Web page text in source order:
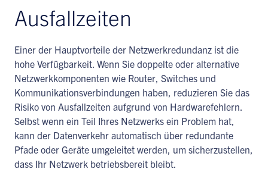
Ausfallzeiten
Einer der Hauptvorteile der Netzwerkredundanz ist die
hohe Verfügbarkeit. Wenn Sie doppelte oder alternative
Netzwerkkomponenten wie Router, Switches und
Kommunikationsverbindungen haben, reduzieren Sie das
Risiko von Ausfallzeiten aufgrund von Hardwarefehlern.
Selbst wenn ein Teil Ihres Netzwerks ein Problem hat,
kann der Datenverkehr automatisch über redundante
Pfade oder Geräte umgeleitet werden, um sicherzustellen,
dass Ihr Netzwerk betriebsbereit bleibt.